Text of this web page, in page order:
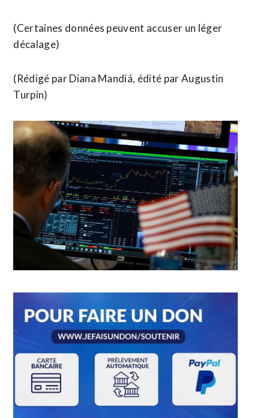
(Certaines données peuvent accuser un léger
décalage)
(Rédigé par Diana Mandiá, édité par Augustin
Turpin)